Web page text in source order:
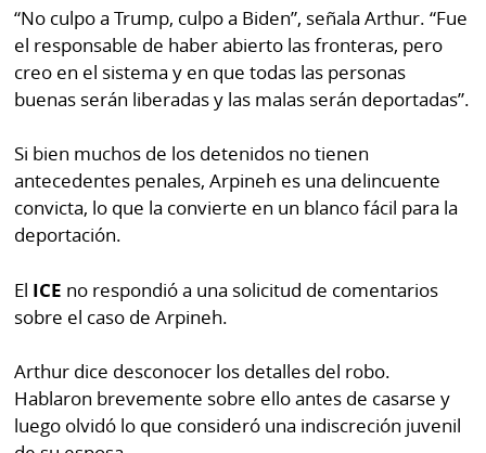
“No culpo a Trump, culpo a Biden”, señala Arthur. “Fue
el responsable de haber abierto las fronteras, pero
creo en el sistema y en que todas las personas
buenas serán liberadas y las malas serán deportadas”.
Si bien muchos de los detenidos no tienen
antecedentes penales, Arpineh es una delincuente
convicta, lo que la convierte en un blanco fácil para la
deportación.
El ICE no respondió a una solicitud de comentarios
sobre el caso de Arpineh.
Arthur dice desconocer los detalles del robo.
Hablaron brevemente sobre ello antes de casarse y
luego olvidó lo que consideró una indiscreción juvenil